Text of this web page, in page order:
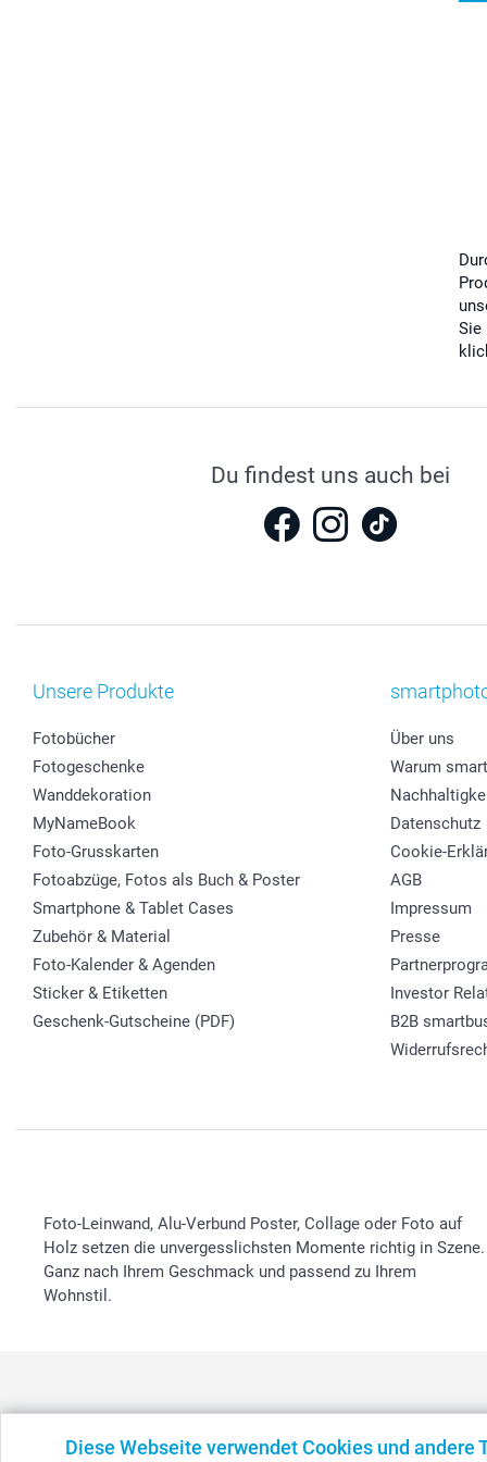
Diese Webseite verwendet Cookies und andere
Sie
Du findest uns auch bei
Unsere Produkte
Fotobücher
Fotogeschenke
Wanddekoration
MyNameBook
Foto-Grusskarten
Fotoabzüge, Fotos als Buch & Poster
Smartphone & Tablet Cases
Zubehör & Material
Foto-Kalender & Agenden
Sticker & Etiketten
Geschenk-Gutscheine (PDF)
Über uns
Warum
Datenschutz
Cookie-
AGB
Impressum
Presse
Investor
B2B
Foto-Leinwand, Alu-Verbund Poster, Collage oder Foto auf
Holz setzen die unvergesslichsten Momente richtig in Szene.
Ganz nach Ihrem Geschmack und passend zu Ihrem
Wohnstil.
België - Belgique - Danmark Deutschland - France -